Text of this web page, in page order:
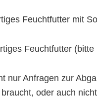
Feuchtfutter mit
Feuchtfutter
nur Anfragen zur
oder auch